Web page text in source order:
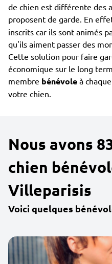
de chien est différente des
proposent de garde. En
inscrits car ils sont animés
qu'ils aiment passer des
Cette solution pour faire
économique sur le long
membre bénévole à
votre chien.
Nous avons
chien
Villeparisis
Voici quelques